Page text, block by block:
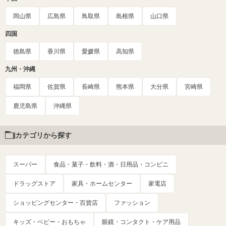
岡山県 広島県 鳥取県 島根県 山口県
四国
徳島県 香川県 愛媛県 高知県
九州・沖縄
福岡県 佐賀県 長崎県 熊本県 大分県 宮崎県
鹿児島県 沖縄県
カテゴリから探す
スーパー 食品・菓子・飲料・酒・日用品・コンビニ
ドラッグストア 家具・ホームセンター 家電店
ショッピングセンター・百貨店 ファッション
キッズ・ベビー・おもちゃ 眼鏡・コンタクト・ケア用品